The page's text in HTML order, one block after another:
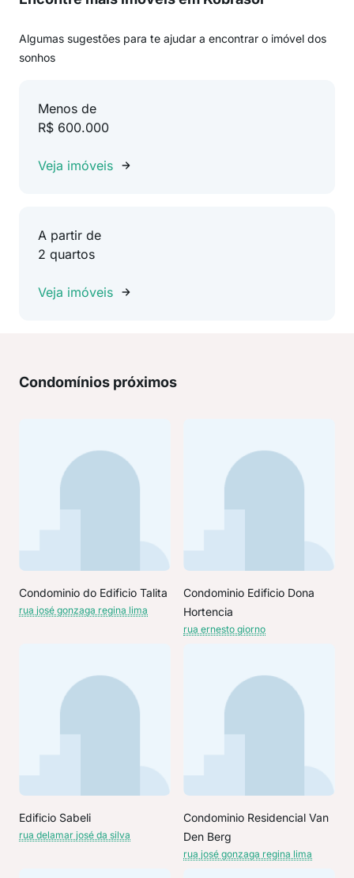
Algumas sugestões para te ajudar a encontrar o imóvel dos
sonhos
Menos de
R$ 600.000
Veja imóveis
A partir de
2 quartos
Veja imóveis
Condomínios próximos
Condominio do Edificio Talita
rua josé gonzaga regina lima
Condominio Edificio Dona
Hortencia
rua ernesto giorno
Edificio Sabeli
rua delamar josé da silva
Condominio Residencial Van
Den Berg
rua josé gonzaga regina lima